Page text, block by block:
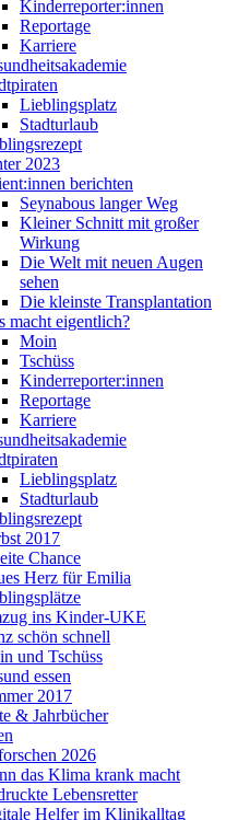
Kinderreporter:innen
Reportage
Karriere
Lieblingsplatz
Stadturlaub
2023
berichten
Seynabous langer Weg
Kleiner Schnitt mit großer
Wirkung
Die Welt mit neuen Augen
sehen
Die kleinste Transplantation
macht eigentlich?
Moin
Tschüss
Kinderreporter:innen
Reportage
Karriere
Lieblingsplatz
Stadturlaub
2017
Chance
Herz für Emilia
ins Kinder-UKE
schön schnell
und Tschüss
essen
2017
& Jahrbücher
2026
das Klima krank macht
Lebensretter
Helfer im Klinikalltag